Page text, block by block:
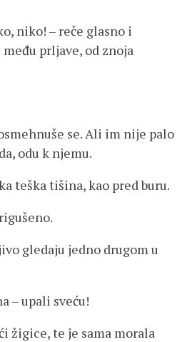
niko! – reče glasno i
prljave, od znoja
se. Ali im nije palo
odu k njemu.
teška tišina, kao pred buru.
gledaju jedno drugom u
– upali sveću!
žigice, te je sama morala